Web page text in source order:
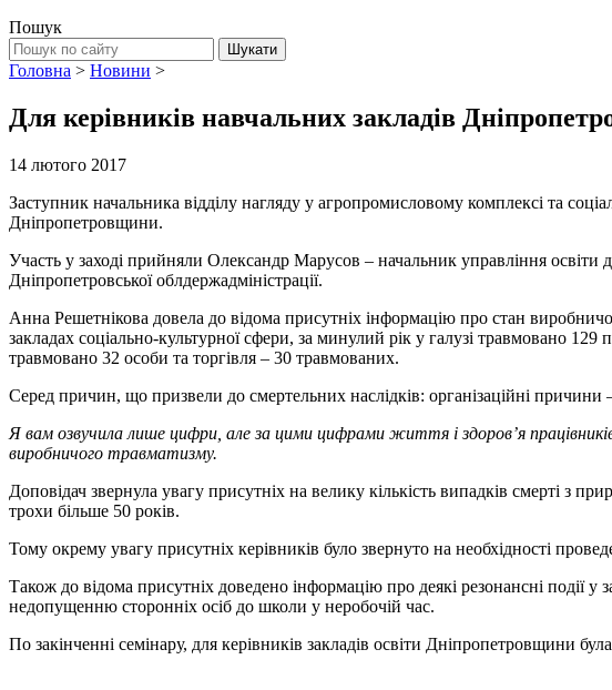
Пошук
Головна > Новини >
Для керівників навчальних закладів
14 лютого 2017
Заступник начальника відділу нагляду у агропромисловому комплексі та
Дніпропетровщини.
Участь у заході прийняли Олександр Марусов – начальник управління освіти
Дніпропетровської облдержадміністрації.
Анна Решетнікова довела до відома присутніх інформацію про стан
закладах соціально-культурної сфери, за минулий рік у галузі травмовано
травмовано 32 особи та торгівля – 30 травмованих.
Серед причин, що призвели до смертельних наслідків: організаційні причини
Я вам озвучила лише цифри, але за цими цифрами життя і здоров’я
виробничого травматизму.
Доповідач звернула увагу присутніх на велику кількість випадків смерті з
трохи більше 50 років.
Тому окрему увагу присутніх керівників було звернуто на необхідності
Також до відома присутніх доведено інформацію про деякі резонансні
недопущенню сторонніх осіб до школи у неробочій час.
По закінченні семінару, для керівників закладів освіти Дніпропетровщини